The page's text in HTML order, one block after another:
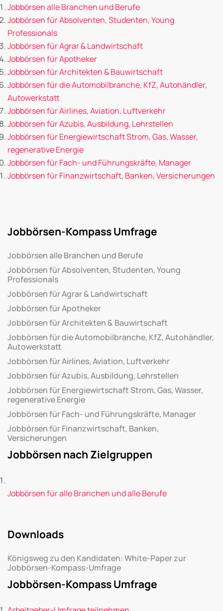
Jobbörsen alle Branchen und Berufe
Jobbörsen für Absolventen, Studenten, Young
Professionals
Jobbörsen für Agrar & Landwirtschaft
Jobbörsen für Apotheker
Jobbörsen für Architekten & Bauwirtschaft
Jobbörsen für die Automobilbranche, KfZ, Autohändler,
Autowerkstatt
Jobbörsen für Airlines, Aviation, Luftverkehr
Jobbörsen für Azubis, Ausbildung, Lehrstellen
Jobbörsen für Energiewirtschaft Strom, Gas, Wasser,
regenerative Energie
Jobbörsen für Fach- und Führungskräfte, Manager
Jobbörsen für Finanzwirtschaft, Banken, Versicherungen
Jobbörsen-Kompass Umfrage
Jobbörsen alle Branchen und Berufe
Jobbörsen für Absolventen, Studenten, Young
Professionals
Jobbörsen für Agrar & Landwirtschaft
Jobbörsen für Apotheker
Jobbörsen für Architekten & Bauwirtschaft
Jobbörsen für die Automobilbranche, KfZ, Autohändler,
Autowerkstatt
Jobbörsen für Airlines, Aviation, Luftverkehr
Jobbörsen für Azubis, Ausbildung, Lehrstellen
Jobbörsen für Energiewirtschaft Strom, Gas, Wasser,
regenerative Energie
Jobbörsen für Fach- und Führungskräfte, Manager
Jobbörsen für Finanzwirtschaft, Banken,
Versicherungen
Jobbörsen nach Zielgruppen
Jobbörsen für alle Branchen und alle Berufe
Downloads
Königsweg zu den Kandidaten: White-Paper zur
Jobbörsen-Kompass-Umfrage
Jobbörsen-Kompass Umfrage